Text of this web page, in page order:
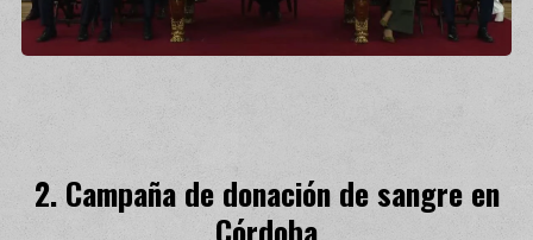
Campaña de donación de sangre en
Córdoba